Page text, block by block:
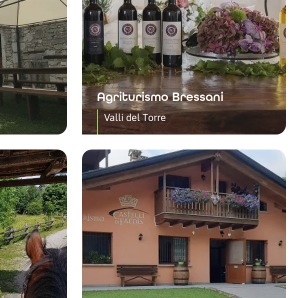
Agriturismo Bressani
Valli del Torre